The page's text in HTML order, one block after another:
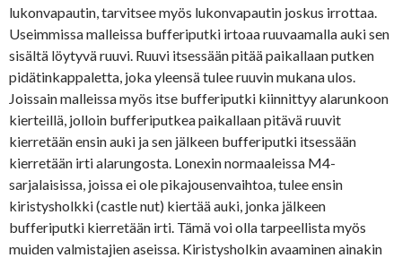
lukonvapautin, tarvitsee myös lukonvapautin joskus irrottaa.
Useimmissa malleissa bufferiputki irtoaa ruuvaamalla auki sen
sisältä löytyvä ruuvi. Ruuvi itsessään pitää paikallaan putken
pidätinkappaletta, joka yleensä tulee ruuvin mukana ulos.
Joissain malleissa myös itse bufferiputki kiinnittyy alarunkoon
kierteillä, jolloin bufferiputkea paikallaan pitävä ruuvit
kierretään ensin auki ja sen jälkeen bufferiputki itsessään
kierretään irti alarungosta. Lonexin normaaleissa M4-
sarjalaisissa, joissa ei ole pikajousenvaihtoa, tulee ensin
kiristysholkki (castle nut) kiertää auki, jonka jälkeen
bufferiputki kierretään irti. Tämä voi olla tarpeellista myös
muiden valmistajien aseissa. Kiristysholkin avaaminen ainakin